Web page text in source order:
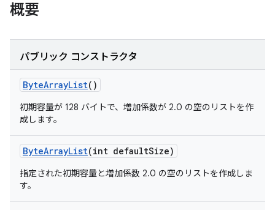
概要
パブリック コンストラクタ
ByteArrayList()
初期容量が 128 バイトで、増加係数が 2.0 の空のリストを作
成します。
ByteArrayList(int defaultSize)
指定された初期容量と増加係数 2.0 の空のリストを作成しま
す。